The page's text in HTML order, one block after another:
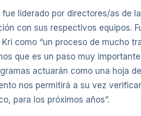
fue liderado por directores/as de
con sus respectivos equipos.
Kri como “un proceso de mucho
que es un paso muy
actuarán como una hoja
nos permitirá a su vez
para los próximos años”.